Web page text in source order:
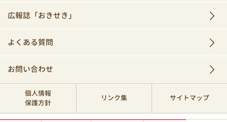
広報誌「おきせき」
よくある質問
お問い合わせ
個人情報
保護方針
リンク集 サイトマップ